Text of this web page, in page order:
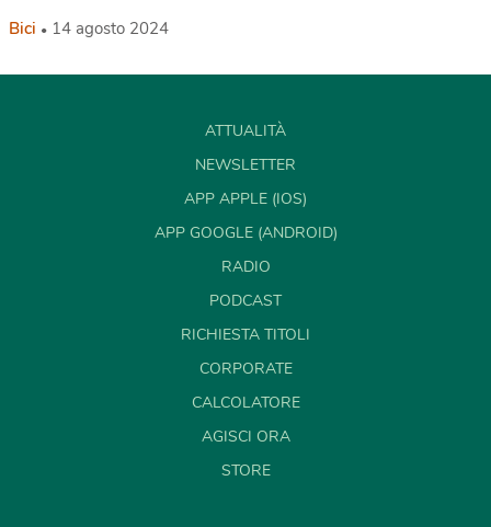
Bici 14 agosto 2024
ATTUALITÀ
NEWSLETTER
APP APPLE (IOS)
APP GOOGLE (ANDROID)
RADIO
PODCAST
RICHIESTA TITOLI
CORPORATE
CALCOLATORE
AGISCI ORA
STORE